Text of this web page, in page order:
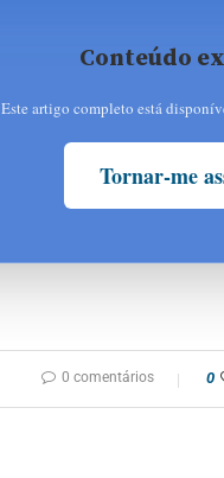
Conteúdo
Este artigo completo está
Tornar-me
0 comentários 0